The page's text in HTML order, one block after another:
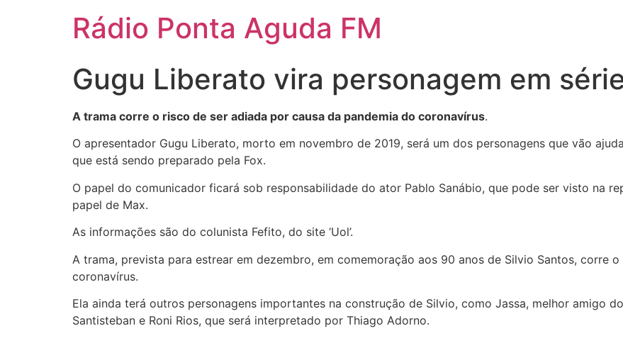
Rádio Ponta Aguda FM
Gugu Liberato vira personagem em
A trama corre o risco de ser adiada por causa da pandemia do coronavírus.
O apresentador Gugu Liberato, morto em novembro de 2019, será um dos personagens que vão
que está sendo preparado pela Fox.
O papel do comunicador ficará sob responsabilidade do ator Pablo Sanábio, que pode ser visto na
papel de Max.
As informações são do colunista Fefito, do site ‘Uol’.
A trama, prevista para estrear em dezembro, em comemoração aos 90 anos de Silvio Santos, corre
coronavírus.
Ela ainda terá outros personagens importantes na construção de Silvio, como Jassa, melhor amigo
Santisteban e Roni Rios, que será interpretado por Thiago Adorno.